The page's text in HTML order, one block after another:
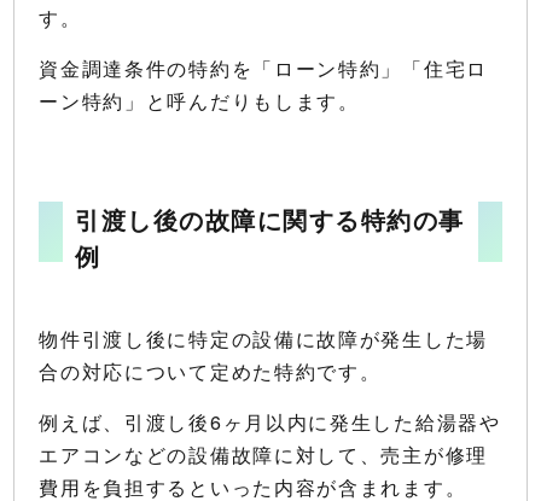
す。
資金調達条件の特約を「ローン特約」「住宅ロ
ーン特約」と呼んだりもします。
引渡し後の故障に関する特約の事
例
物件引渡し後に特定の設備に故障が発生した場
合の対応について定めた特約です。
例えば、引渡し後6ヶ月以内に発生した給湯器や
エアコンなどの設備故障に対して、売主が修理
費用を負担するといった内容が含まれます。